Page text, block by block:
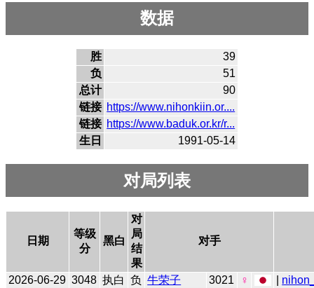
数据
胜
39
负
51
总计
90
链接 https://www.nihonkiin.or....
链接 https://www.baduk.or.kr/r...
生日
1991-05-14
对局列表
日期
等级
分
黑白
对
局
结
果
对手
2026-06-29 3048 执白 负 牛荣子 3021 ♀